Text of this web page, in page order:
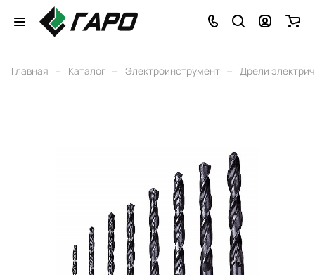
Главная – Каталог – Электроинструмент – Дрели